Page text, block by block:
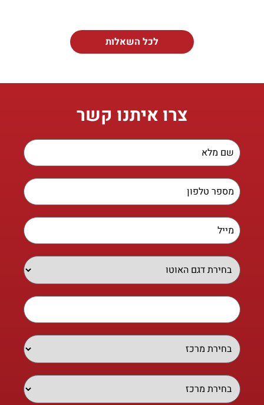
לכל השאלות
צרו איתנו קשר